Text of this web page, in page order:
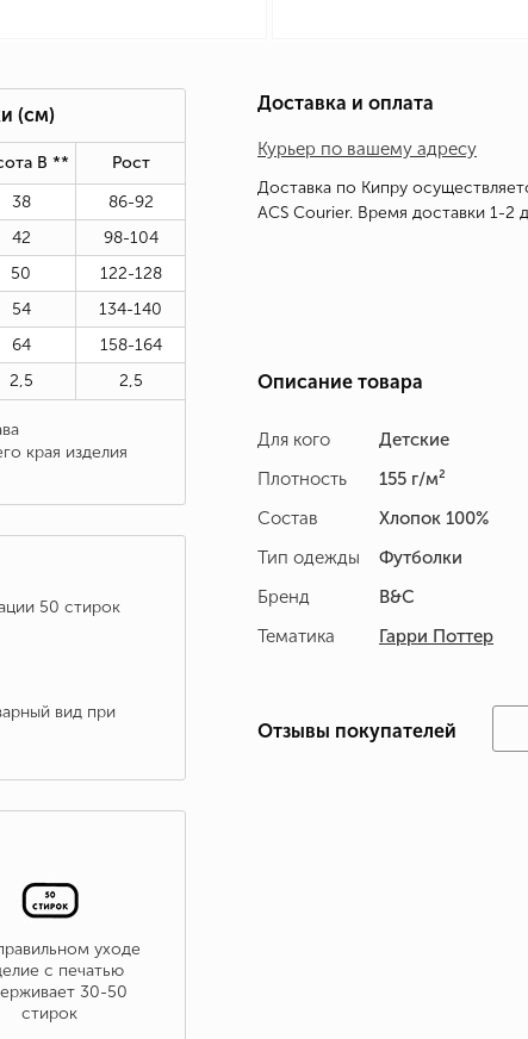
(см)
В **
Рост
38
86-92
42
98-104
50
122-128
54
134-140
64
158-164
2,5 2,5
края изделия
50 стирок
вид при
уходе
с печатью
30-50
стирок
Доставка и оплата
Курьер по вашему адресу
Доставка по Кипру
ACS Courier. Время доставки 1-2
Описание товара
Для кого
Детские
Плотность
155 г/м²
Состав
Хлопок 100%
Тип одежды
Футболки
Бренд
B&C
Тематика
Гарри Поттер
Отзывы покупателей